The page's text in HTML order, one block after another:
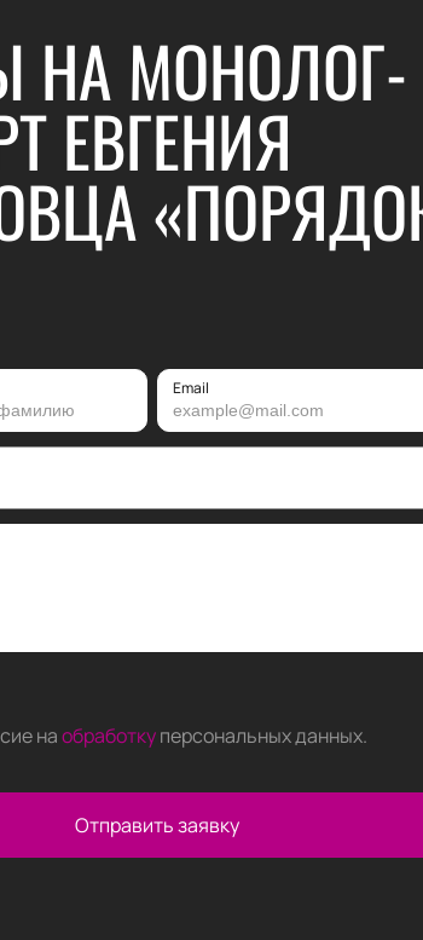
НА МОНОЛОГ-
ЕВГЕНИЯ
Email
наобработку персональных данных.
Отправить заявку